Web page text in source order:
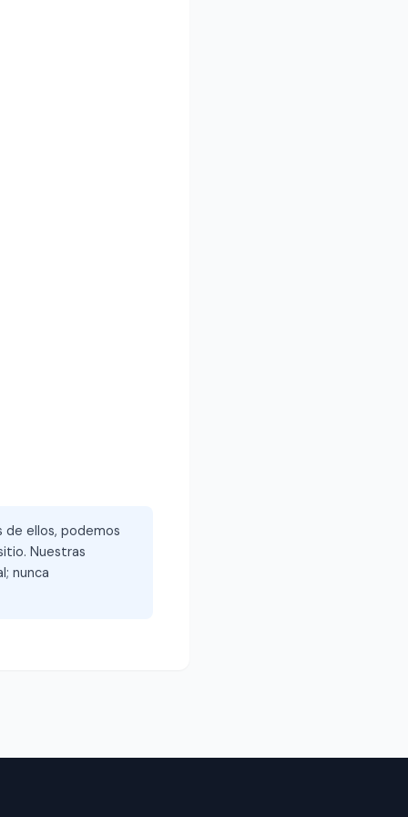
de ellos, podemos
Nuestras
nunca